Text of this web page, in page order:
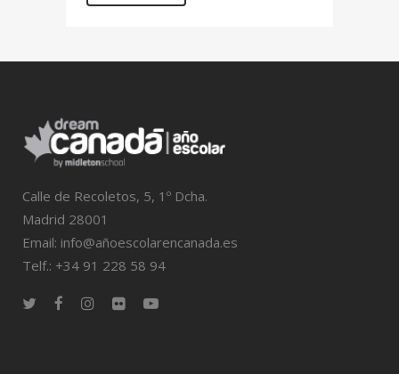
Calle de Recoletos, 5, 1º Dcha.
Madrid 28001
Email: info@añoescolarencanada.es
Telf.: +34 91 228 58 94